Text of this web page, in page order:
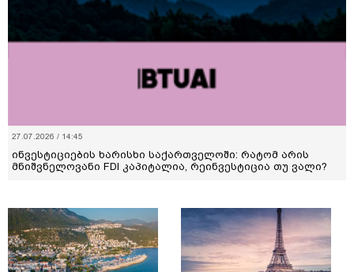
27.07.2026 / 14:45
ინვესტიციების ხარისხი საქართველოში: რატომ არის
მნიშვნელოვანი FDI კაპიტალია, რეინვესტიცია თუ ვალი?